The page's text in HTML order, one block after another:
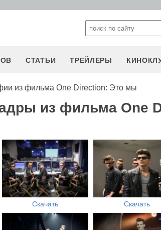
СТАТЬИ ТРЕЙЛЕРЫ
из фильма One Direction: Это мы
из фильма One
Скачать Скачать